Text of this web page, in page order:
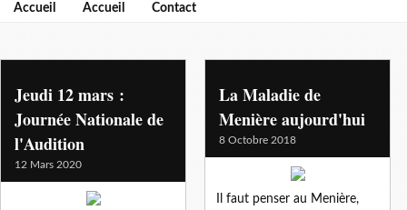
Accueil Accueil Contact
surdite
Jeudi 12 mars :
Journée Nationale de
l'Audition
12 Mars 2020
La Maladie de
Menière aujourd'hui
8 Octobre 2018
Il faut penser au Menière,